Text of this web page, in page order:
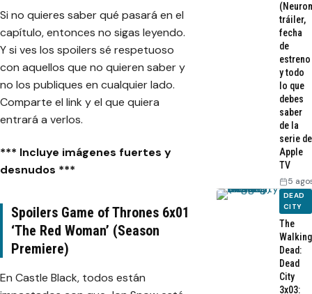
Si no quieres saber qué pasará en el
capítulo, entonces no sigas leyendo.
Y si ves los spoilers sé respetuoso
con aquellos que no quieren saber y
no los publiques en cualquier lado.
Comparte el link y el que quiera
entrará a verlos.
*** Incluye imágenes fuertes y
desnudos ***
Spoilers Game of Thrones 6x01
‘The Red Woman’ (Season
Premiere)
En Castle Black, todos están
tráiler,
fecha
de
estreno
y todo
lo que
debes
saber
de la
serie de
Apple
TV
5
DEAD
CITY
The
Walking
Dead:
Dead
City
3x03: